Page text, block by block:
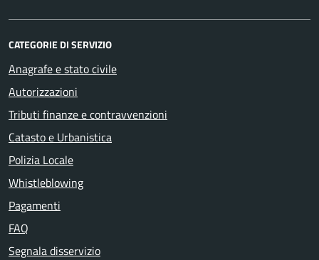
CATEGORIE DI SERVIZIO
Anagrafe e stato civile
Autorizzazioni
Tributi finanze e contravvenzioni
Catasto e Urbanistica
Polizia Locale
Whistleblowing
Pagamenti
FAQ
Segnala disservizio